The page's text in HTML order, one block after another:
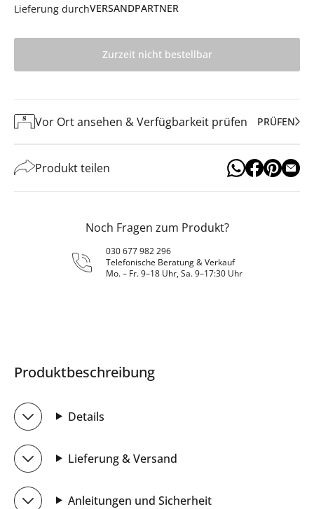
Lieferung durchVERSANDPARTNER
Zurzeit nicht bestellbar
Vor Ort ansehen & Verfügbarkeit prüfen PRÜFEN
Produkt teilen
Noch Fragen zum Produkt?
030 677 982 296
Telefonische Beratung & Verkauf
Mo. – Fr. 9–18 Uhr, Sa. 9–17:30 Uhr
Produktbeschreibung
Details
Lieferung & Versand
Anleitungen und Sicherheit